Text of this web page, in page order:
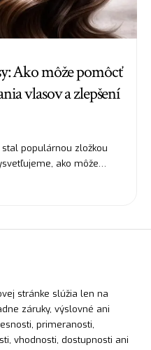
Ako môže pomôcť
vlasov a zlepšení
populárnou zložkou
ako môže…
stránke slúžia len na
záruky, výslovné ani
primeranosti,
vhodnosti, dostupnosti ani